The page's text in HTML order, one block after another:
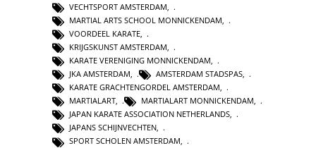
VECHTSPORT AMSTERDAM
MARTIAL ARTS SCHOOL MONNICKENDAM
VOORDEEL KARATE
KRIJGSKUNST AMSTERDAM,
KARATE VERENIGING MONNICKENDAM,
JKA AMSTERDAM, AMSTERDAM STADSPAS,
KARATE GRACHTENGORDEL AMSTERDAM,
MARTIALART, MARTIALART MONNICKENDAM,
JAPAN KARATE ASSOCIATION NETHERLANDS,
JAPANS SCHIJNVECHTEN,
SPORT SCHOLEN AMSTERDAM,